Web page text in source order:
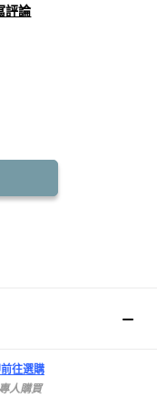
評論
往選購
人購買